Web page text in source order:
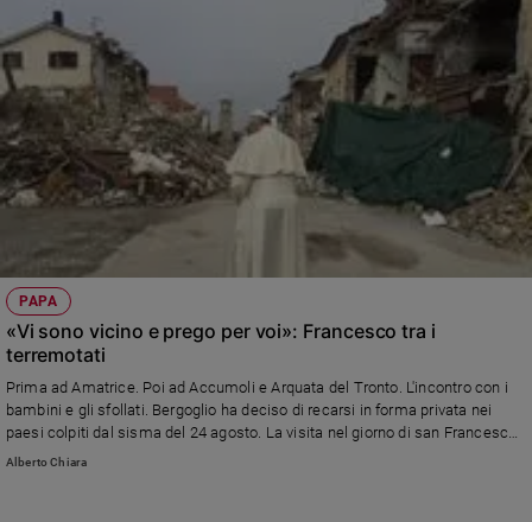
PAPA
«Vi sono vicino e prego per voi»: Francesco tra i
terremotati
Prima ad Amatrice. Poi ad Accumoli e Arquata del Tronto. L'incontro con i
bambini e gli sfollati. Bergoglio ha deciso di recarsi in forma privata nei
paesi colpiti dal sisma del 24 agosto. La visita nel giorno di san Francesco
d'Assisi.
Alberto Chiara